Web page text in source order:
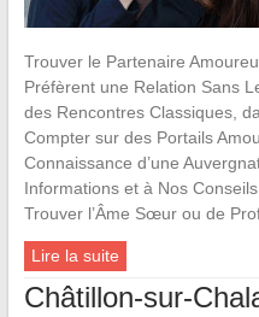
Trouver le Partenaire
Préfèrent une Relation Sans
des Rencontres Classiques,
Compter sur des Portails
Connaissance d’une
Informations et à Nos
Trouver l’Âme Sœur ou de
Lire la suite
Châtillon-sur-